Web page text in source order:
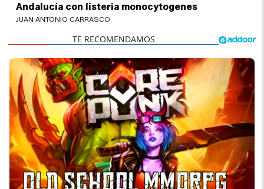
Andalucía con listeria monocytogenes
JUAN ANTONIO CARRASCO